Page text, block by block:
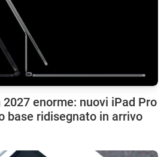
enorme: nuovi iPad Pro
base ridisegnato in arrivo